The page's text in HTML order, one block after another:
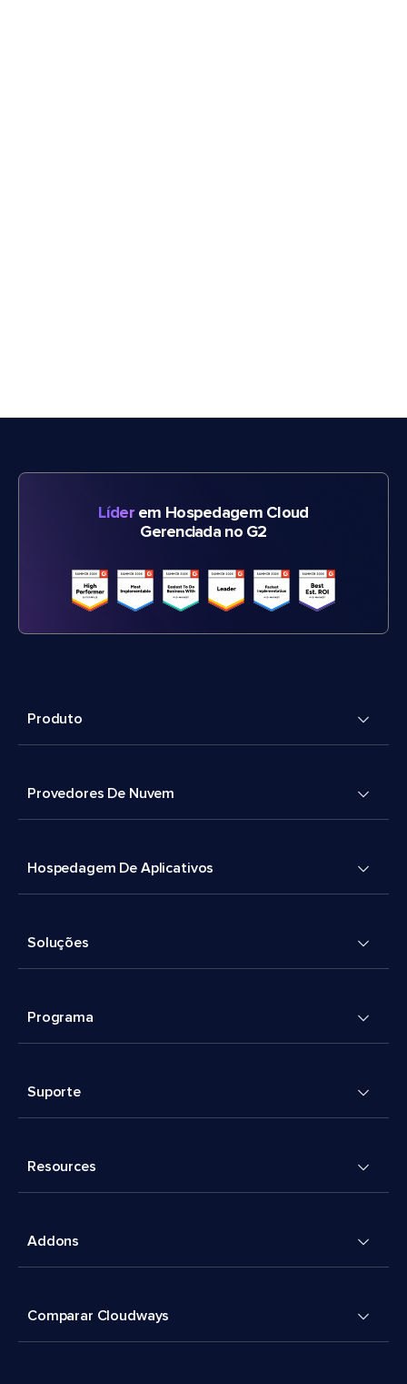
Líderem Hospedagem Cloud
Gerenciada no G2
Produto
Provedores De Nuvem
Hospedagem De Aplicativos
Soluções
Programa
Suporte
Resources
Addons
Comparar Cloudways